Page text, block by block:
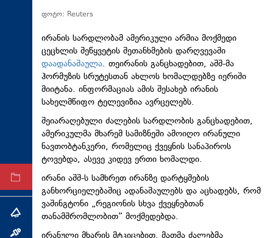
თავდაცვა
რეგიონი
კულტურა
სპორტი
ტექნოლოგიები
ტაბლოიდი
არქივი
თემა
ინტერვიუ
ფოტო: Reuters
ირანის სარდლობამ ამერიკული არმია მოქმედი
ცეცხლის შეწყვეტის შეთანხმების დარღვევაში
დაადანაშაულა. თეირანის განცხადებით, აშშ-მა
ჰორმუზის სრუტესთან ახლოს ხომალდებზე იერიში
მიიტანა. ინფორმაციას ამის შესახებ ირანის
სახელმწიფო ტელევიზია ავრცელებს.
შეიარაღებული ძალების სარდლობის განცხადებით,
ამერიკულმა მხარემ სამიზნეში ამოიღო ირანული
ნავთობტანკერი, რომელიც ქვეყნის სანაპიროს
ტოვებდა, ასევე კიდევ ერთი ხომალდი.
ირანი აშშ-ს სამხრეთ ირანზე დარტყმების
განხორციელებაშიც ადანაშაულებს და აცხადებს, რომ
ვაშინგტონი „რეგიონის სხვა ქვეყნებთან
თანამშრომლობით“ მოქმედებდა.